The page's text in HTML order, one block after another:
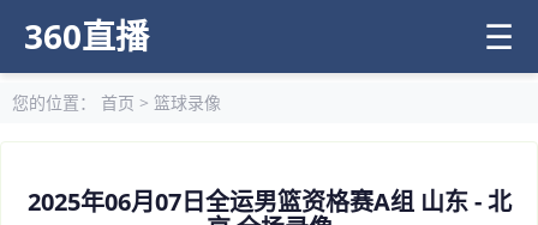
360直播 ☰
您的位置： 首页 > 篮球录像
2025年06月07日全运男篮资格赛A组 山东 - 北